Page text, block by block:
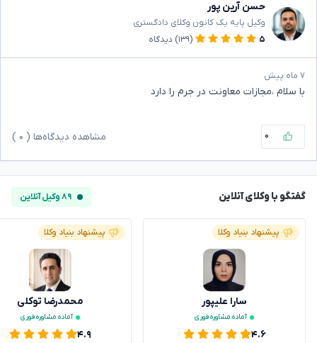
حسن آرین پور
وکیل پایه یک کانون وکلای دادگستری
۵
(۱۳۹) دیدگاه
۷ ماه پیش
با سلام ،مجازات معاونت در جرم را دارد
۰ مشاهده دیدگاه‌ها ( ۰
گفتگو با وکلای آنلاین ۸۹ وکیل آنلاین
پیشنهاد بنیاد وکلا
سارا علیپور
آماده مشاوره فوری
۴.۶
پیشنهاد بنیاد وکلا
محمدرضا توکلی
آماده مشاوره فوری
۴.۹